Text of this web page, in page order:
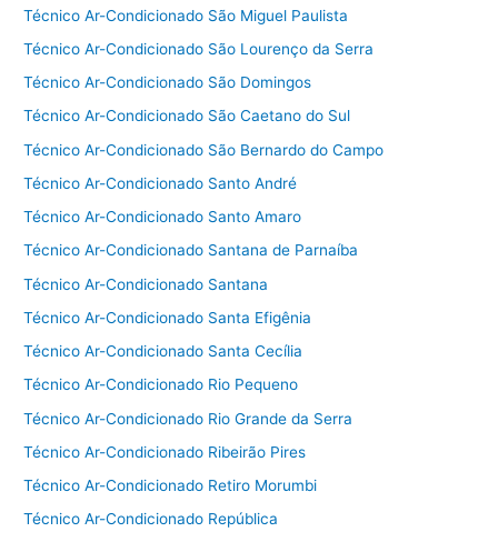
Técnico Ar-Condicionado São Miguel Paulista
Técnico Ar-Condicionado São Lourenço da Serra
Técnico Ar-Condicionado São Domingos
Técnico Ar-Condicionado São Caetano do Sul
Técnico Ar-Condicionado São Bernardo do Campo
Técnico Ar-Condicionado Santo André
Técnico Ar-Condicionado Santo Amaro
Técnico Ar-Condicionado Santana de Parnaíba
Técnico Ar-Condicionado Santana
Técnico Ar-Condicionado Santa Efigênia
Técnico Ar-Condicionado Santa Cecília
Técnico Ar-Condicionado Rio Pequeno
Técnico Ar-Condicionado Rio Grande da Serra
Técnico Ar-Condicionado Ribeirão Pires
Técnico Ar-Condicionado Retiro Morumbi
Técnico Ar-Condicionado República